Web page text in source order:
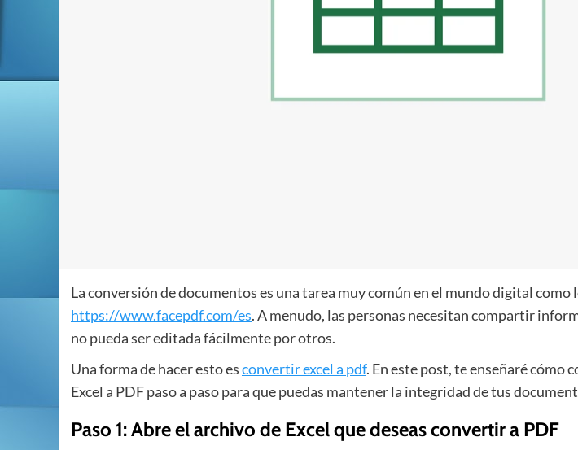
La conversión de documentos es una tarea muy común en el mundo digital como
https://www.facepdf.com/es. A menudo, las personas necesitan compartir
no pueda ser editada fácilmente por otros.
Una forma de hacer esto esconvertir excel a pdf. En este post, te enseñaré cómo
Excel a PDF paso a paso para que puedas mantener la integridad de tus
Paso 1: Abre el archivo de Excel que deseas convertir a PDF